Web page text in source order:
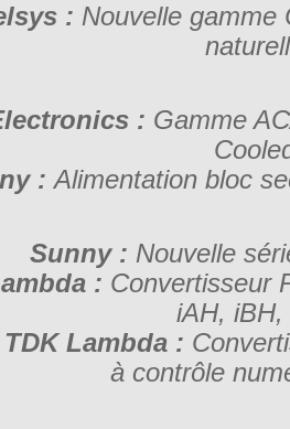
: Nouvelle gamme
: Gamme
:Alimentation bloc
Sunny : Nouvelle
: Convertisseur
iAH, iBH,
TDK Lambda :
à contrôle